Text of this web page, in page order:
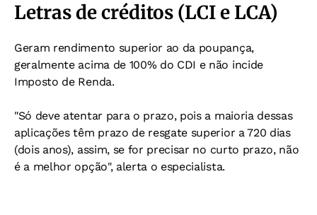
Letras de créditos (LCI e LCA)
Geram rendimento superior ao da poupança,
geralmente acima de 100% do CDI e não incide
Imposto de Renda.
"Só deve atentar para o prazo, pois a maioria dessas
aplicações têm prazo de resgate superior a 720 dias
(dois anos), assim, se for precisar no curto prazo, não
é a melhor opção", alerta o especialista.